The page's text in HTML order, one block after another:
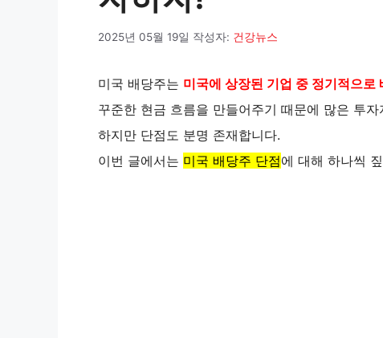
2025년 05월 19일 작성자: 건강뉴스
미국 배당주는 미국에 상장된 기업 중 정기적으로
꾸준한 현금 흐름을 만들어주기 때문에 많은 투자
하지만 단점도 분명 존재합니다.
이번 글에서는 미국 배당주 단점에 대해 하나씩